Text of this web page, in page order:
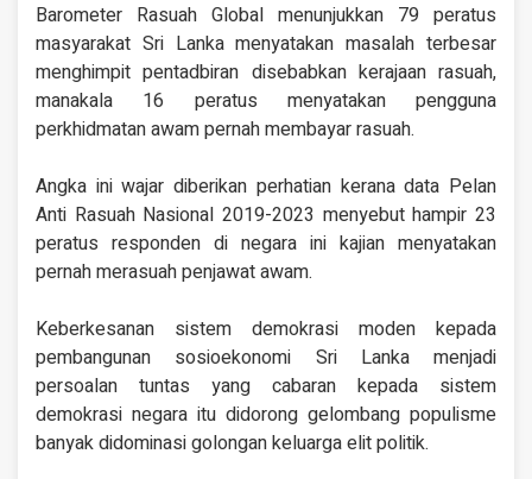
Barometer Rasuah Global menunjukkan 79 peratus
masyarakat Sri Lanka menyatakan masalah terbesar
menghimpit pentadbiran disebabkan kerajaan rasuah,
manakala 16 peratus menyatakan pengguna
perkhidmatan awam pernah membayar rasuah.
Angka ini wajar diberikan perhatian kerana data Pelan
Anti Rasuah Nasional 2019-2023 menyebut hampir 23
peratus responden di negara ini kajian menyatakan
pernah merasuah penjawat awam.
Keberkesanan sistem demokrasi moden kepada
pembangunan sosioekonomi Sri Lanka menjadi
persoalan tuntas yang cabaran kepada sistem
demokrasi negara itu didorong gelombang populisme
banyak didominasi golongan keluarga elit politik.